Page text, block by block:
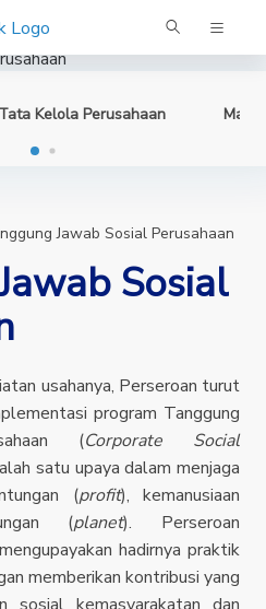
Tata Kelola Perusahaan
Jawab Sosial Perusahaan
Sosial
usahanya, Perseroan turut
program Tanggung
(Corporate Social
satu upaya dalam menjaga
(profit), kemanusiaan
(planet). Perseroan
hadirnya praktik
memberikan kontribusi yang